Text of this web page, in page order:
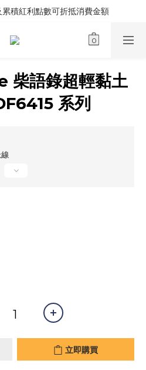
積紅利點數可折抵消費金額
柴語錄超輕黏土
系列
立即購買